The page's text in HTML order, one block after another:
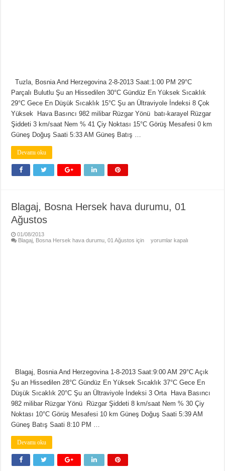
Tuzla, Bosnia And Herzegovina 2-8-2013 Saat:1:00 PM 29°C
Parçalı Bulutlu Şu an Hissedilen 30°C Gündüz En Yüksek Sıcaklık
29°C Gece En Düşük Sıcaklık 15°C Şu an Ültraviyole İndeksi 8 Çok
Yüksek Hava Basıncı 982 milibar Rüzgar Yönü batı-karayel Rüzgar
Şiddeti 3 km/saat Nem % 41 Çiy Noktası 15°C Görüş Mesafesi 0 km
Güneş Doğuş Saati 5:33 AM Güneş Batış …
Devamı oku
Blagaj, Bosna Hersek hava durumu, 01
Ağustos
01/08/2013
Blagaj, Bosna Hersek hava durumu, 01 Ağustos için
yorumlar kapalı
Blagaj, Bosnia And Herzegovina 1-8-2013 Saat:9:00 AM 29°C Açık
Şu an Hissedilen 28°C Gündüz En Yüksek Sıcaklık 37°C Gece En
Düşük Sıcaklık 20°C Şu an Ültraviyole İndeksi 3 Orta Hava Basıncı
982 milibar Rüzgar Yönü Rüzgar Şiddeti 8 km/saat Nem % 30 Çiy
Noktası 10°C Görüş Mesafesi 10 km Güneş Doğuş Saati 5:39 AM
Güneş Batış Saati 8:10 PM …
Devamı oku